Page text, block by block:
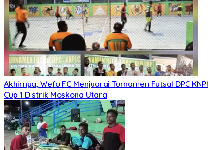
Akhirnya, Wefo FC Menjuarai Turnamen Futsal DPC KNPI
Cup 1 Distrik Moskona Utara